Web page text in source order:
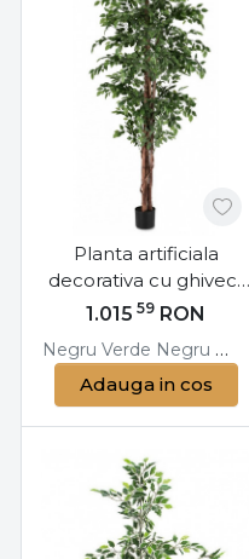
Planta artificiala
decorativa cu ghiveci,
210 cm, Ficus Bizzotto
1.015 59 RON
Negru Verde Negru
Adauga in cos